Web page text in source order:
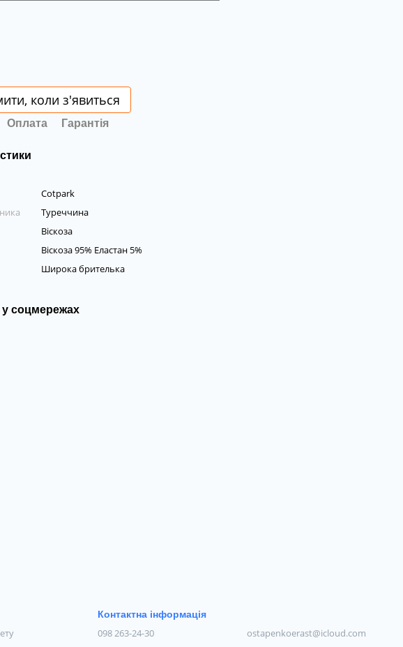
коли з'явиться
Оплата Гарантія
Cotpark
Туреччина
Віскоза
Віскоза 95% Еластан 5%
Широка брителька
соцмережах
Контактна інформація
098 263-24-30
ostapenkoerast@icloud.com